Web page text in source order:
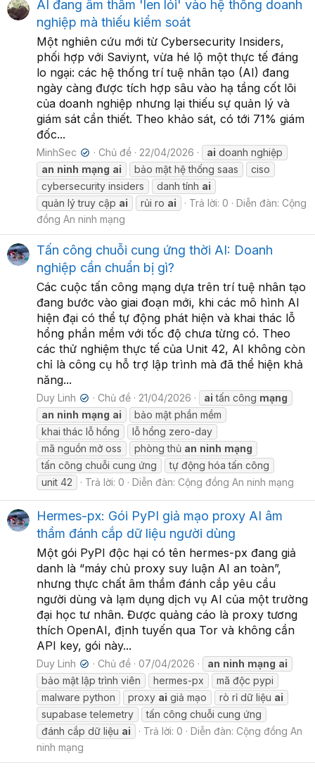
AI đang âm thầm 'len lỏi' vào hệ thống doanh
nghiệp mà thiếu kiểm soát
Một nghiên cứu mới từ Cybersecurity Insiders,
phối hợp với Saviynt, vừa hé lộ một thực tế đáng
lo ngại: các hệ thống trí tuệ nhân tạo (AI) đang
ngày càng được tích hợp sâu vào hạ tầng cốt lõi
của doanh nghiệp nhưng lại thiếu sự quản lý và
giám sát cần thiết. Theo khảo sát, có tới 71% giám
đốc...
MinhSec ✔ Chủ đề 22/04/2026 ai doanh nghiệp
an ninh mạng ai bảo mật hệ thống saas
ciso
cybersecurity insiders
danh tính ai
quản lý truy cập ai rủi ro ai Trả lời: 0 Diễn đàn: Cộng
đồng An ninh mạng
Tấn công chuỗi cung ứng thời AI: Doanh
nghiệp cần chuẩn bị gì?
Các cuộc tấn công mạng dựa trên trí tuệ nhân tạo
đang bước vào giai đoạn mới, khi các mô hình AI
hiện đại có thể tự động phát hiện và khai thác lỗ
hổng phần mềm với tốc độ chưa từng có. Theo
các thử nghiệm thực tế của Unit 42, AI không còn
chỉ là công cụ hỗ trợ lập trình mà đã thể hiện khả
năng...
Duy Linh ✔ Chủ đề 21/04/2026 ai tấn công mạng
an ninh mạng ai
bảo mật phần mềm
khai thác lỗ hổng
lỗ hổng zero-day
mã nguồn mở oss
phòng thủ an ninh mạng
tấn công chuỗi cung ứng
tự động hóa tấn công
unit 42
Trả lời: 0 Diễn đàn: Cộng đồng An ninh mạng
Hermes-px: Gói PyPI giả mạo proxy AI âm
thầm đánh cắp dữ liệu người dùng
Một gói PyPI độc hại có tên hermes-px đang giả
danh là “máy chủ proxy suy luận AI an toàn”,
nhưng thực chất âm thầm đánh cắp yêu cầu
người dùng và lạm dụng dịch vụ AI của một trường
đại học tư nhân. Được quảng cáo là proxy tương
thích OpenAI, định tuyến qua Tor và không cần
API key, gói này...
Duy Linh ✔ Chủ đề 07/04/2026 an ninh mạng ai
bảo mật lập trình viên
hermes-px
mã độc pypi
malware python
proxy ai giả mạo rò rỉ dữ liệu ai
supabase telemetry
tấn công chuỗi cung ứng
đánh cắp dữ liệu ai Trả lời: 0 Diễn đàn: Cộng đồng An
ninh mạng